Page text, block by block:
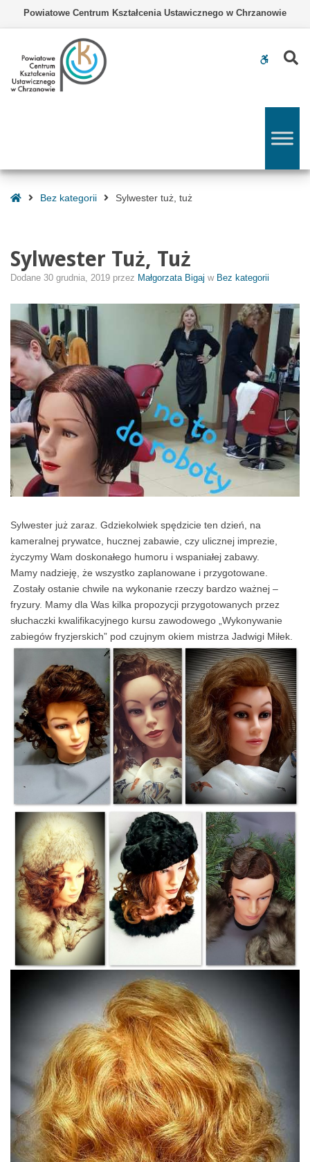
Powiatowe Centrum Kształcenia Ustawicznego w Chrzanowie
WCAG
StronaBez kategorii Sylwester tuż, tuż
Sylwester Tuż, Tuż
Dodane 30 grudnia, 2019 przez Małgorzata Bigaj w Bez kategorii
Sylwester już zaraz. Gdziekolwiek spędzicie ten dzień, na
kameralnej prywatce, hucznej zabawie, czy ulicznej imprezie,
życzymy Wam doskonałego humoru i wspaniałej zabawy.
Mamy nadzieję, że wszystko zaplanowane i przygotowane.
Zostały ostanie chwile na wykonanie rzeczy bardzo ważnej –
fryzury. Mamy dla Was kilka propozycji przygotowanych przez
słuchaczki kwalifikacyjnego kursu zawodowego „Wykonywanie
zabiegów fryzjerskich” pod czujnym okiem mistrza Jadwigi Miłek.